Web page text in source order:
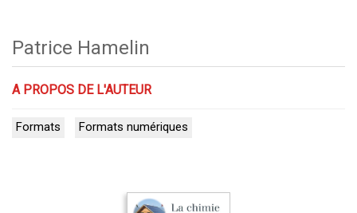
Patrice Hamelin
A PROPOS DE L'AUTEUR
Formats Formats numériques